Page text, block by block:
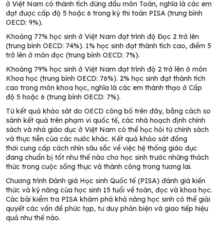
ở Việt Nam có thành tích đứng đầu môn Toán, nghĩa là các em
đạt được cấp độ 5 hoặc 6 trong kỳ thi toán PISA (trung bình
OECD: 9%).
Khoảng 77% học sinh ở Việt Nam đạt trình độ Đọc 2 trở lên
(trung bình OECD: 74%). 1% học sinh đạt thành tích cao, điểm 5
trở lên ở môn đọc (trung bình OECD: 7%).
Khoảng 79% học sinh ở Việt Nam đạt trình độ 2 trở lên ở môn
Khoa học (trung bình OECD: 76%). 2% học sinh đạt thành tích
cao trong môn khoa học, nghĩa là các em thành thạo ở Cấp
độ 5 hoặc 6 (trung bình OECD: 7%).
Từ kết quả khảo sát do OECD công bố trên đây, bằng cách so
sánh kết quả trên phạm vi quốc tế, các nhà hoạch định chính
sách và nhà giáo dục ở Việt Nam có thể học hỏi từ chính sách
và thực tiễn của các nước khác. Kết quả khảo sát đồng
thời cung cấp cách nhìn sâu sắc về việc hệ thống giáo dục
đang chuẩn bị tốt như thế nào cho học sinh trước những thách
thức trong cuộc sống thực và thành công trong tương lai.
Chương trình Đánh giá Học sinh Quốc tế (PISA) đánh giá kiến ​​
thức và kỹ năng của học sinh 15 tuổi về toán, đọc và khoa học.
Các bài kiểm tra PISA khám phá khả năng học sinh có thể giải
quyết các vấn đề phức tạp, tư duy phản biện và giao tiếp hiệu
quả như thế nào.